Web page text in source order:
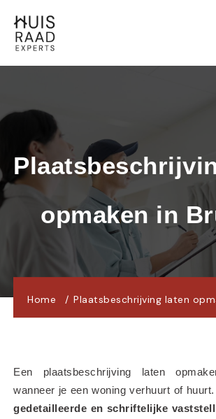
opmaken in
Home Plaatsbeschrijving laten
Een plaatsbeschrijving laten
gedetailleerde en schriftelijke